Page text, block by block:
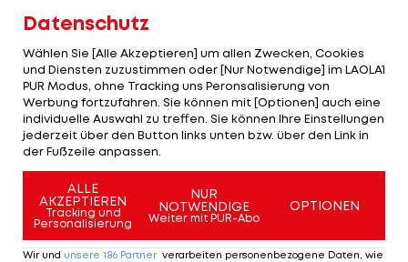
User Endzone: Was wurde nicht alles
geschrieben?
Football
Datenschutz
Wählen Sie [Alle Akzeptieren] um allen Zwecken, Cookies
und Diensten zuzustimmen oder [Nur Notwendige] im LAOLA1
PUR Modus, ohne Tracking uns Peronsalisierung von
Werbung fortzufahren. Sie können mit [Optionen] auch eine
individuelle Auswahl zu treffen. Sie können Ihre Einstellungen
jederzeit über den Button links unten bzw. über den Link in
der Fußzeile anpassen.
ALLE
AKZEPTIEREN
Tracking und
Personalisierung
NUR
NOTWENDIGE
Weiter mit PUR-Abo
OPTIONEN
Wir und unsere 186 Partner verarbeiten personenbezogene Daten, wie